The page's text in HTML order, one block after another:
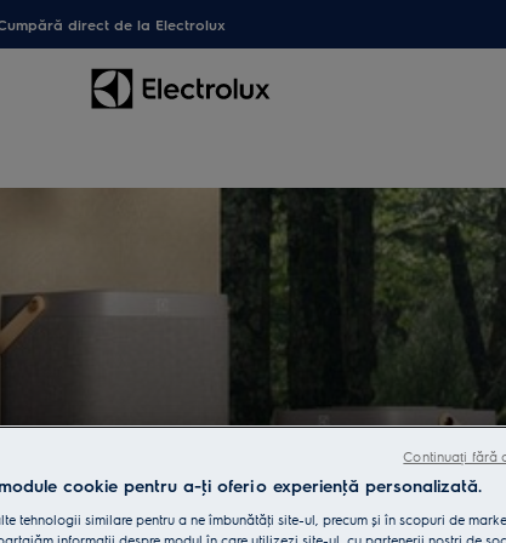
direct de la Electrolux
cookie pentru a-ţi oferi o experienţă personalizată.
tehnologii similare pentru a ne îmbunătăţi site-ul, precum și în scopuri de
Continuați fără